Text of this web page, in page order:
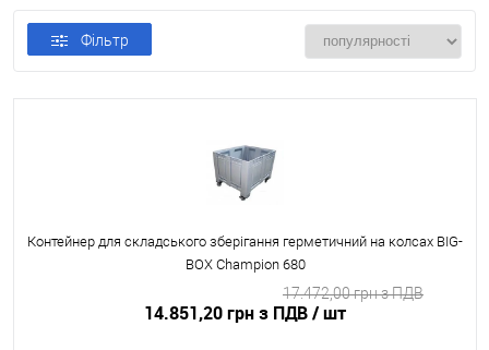
Фільтр
Контейнер для складського зберігання герметичний на колсах BIG-
BOX Champion 680
14.851,20 грн з ПДВ/ шт
17.472,00 грн з ПДВ